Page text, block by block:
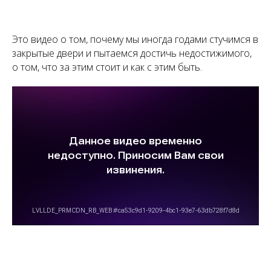
Это видео о том, почему мы иногда годами стучимся в
закрытые двери и пытаемся достичь недостижимого,
о том, что за этим стоит и как с этим быть.